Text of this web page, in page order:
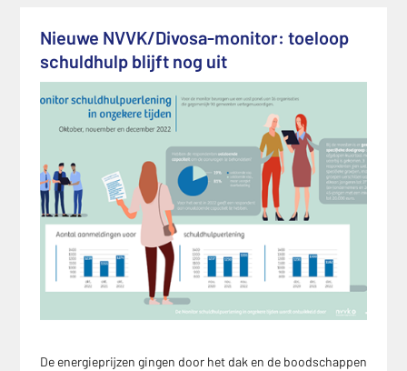
Nieuwe NVVK/Divosa-monitor: toeloop
schuldhulp blijft nog uit
De energieprijzen gingen door het dak en de boodschappen